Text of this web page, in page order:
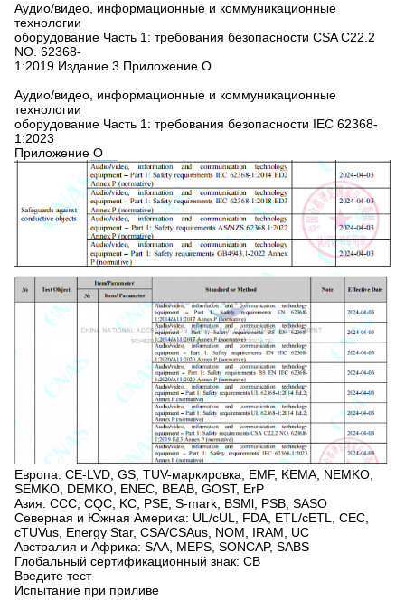
Аудио/видео, информационные и коммуникационные
технологии
оборудование Часть 1: требования безопасности CSA C22.2
NO. 62368-
1:2019 Издание 3 Приложение O
Аудио/видео, информационные и коммуникационные
технологии
оборудование Часть 1: требования безопасности IEC 62368-
1:2023
Приложение O
Европа: CE-LVD, GS, TUV-маркировка, EMF, KEMA, NEMKO,
SEMKO, DEMKO, ENEC, BEAB, GOST, ErP
Азия: CCC, CQC, KC, PSE, S-mark, BSMl, PSB, SASO
Северная и Южная Америка: UL/cUL, FDA, ETL/cETL, CEC,
cTUVus, Energy Star, CSA/CSAus, NOM, IRAM, UC
Австралия и Африка: SAA, MEPS, SONCAP, SABS
Глобальный сертификационный знак: CB
Введите тест
Испытание при приливе